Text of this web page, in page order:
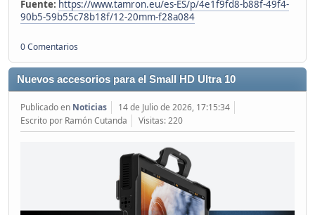
Fuente: https://www.tamron.eu/es-ES/p/4e1f9fd8-b88f-49f4-
90b5-59b55c78b18f/12-20mm-f28a084
0 Comentarios
Nuevos accesorios para el Small HD Ultra 10
Publicado en Noticias
14 de Julio de 2026, 17:15:34
Escrito por Ramón Cutanda
Visitas: 220